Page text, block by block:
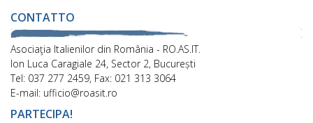
CONTATTO
Asociaţia Italienilor din România - RO.AS.IT.
Ion Luca Caragiale 24, Sector 2, București
Tel: 037 277 2459, Fax: 021 313 3064
E-mail: ufficio@roasit.ro
PARTECIPA!